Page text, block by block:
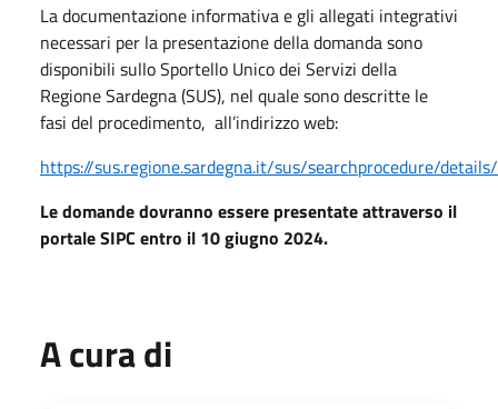
La documentazione informativa e gli allegati integrativi
necessari per la presentazione della domanda sono
disponibili sullo Sportello Unico dei Servizi della
Regione Sardegna (SUS), nel quale sono descritte le
fasi del procedimento, all’indirizzo web:
https://sus.regione.sardegna.it/sus/searchprocedure/
Le domande dovranno essere presentate attraverso il
portale SIPC entro il 10 giugno 2024.
A cura di